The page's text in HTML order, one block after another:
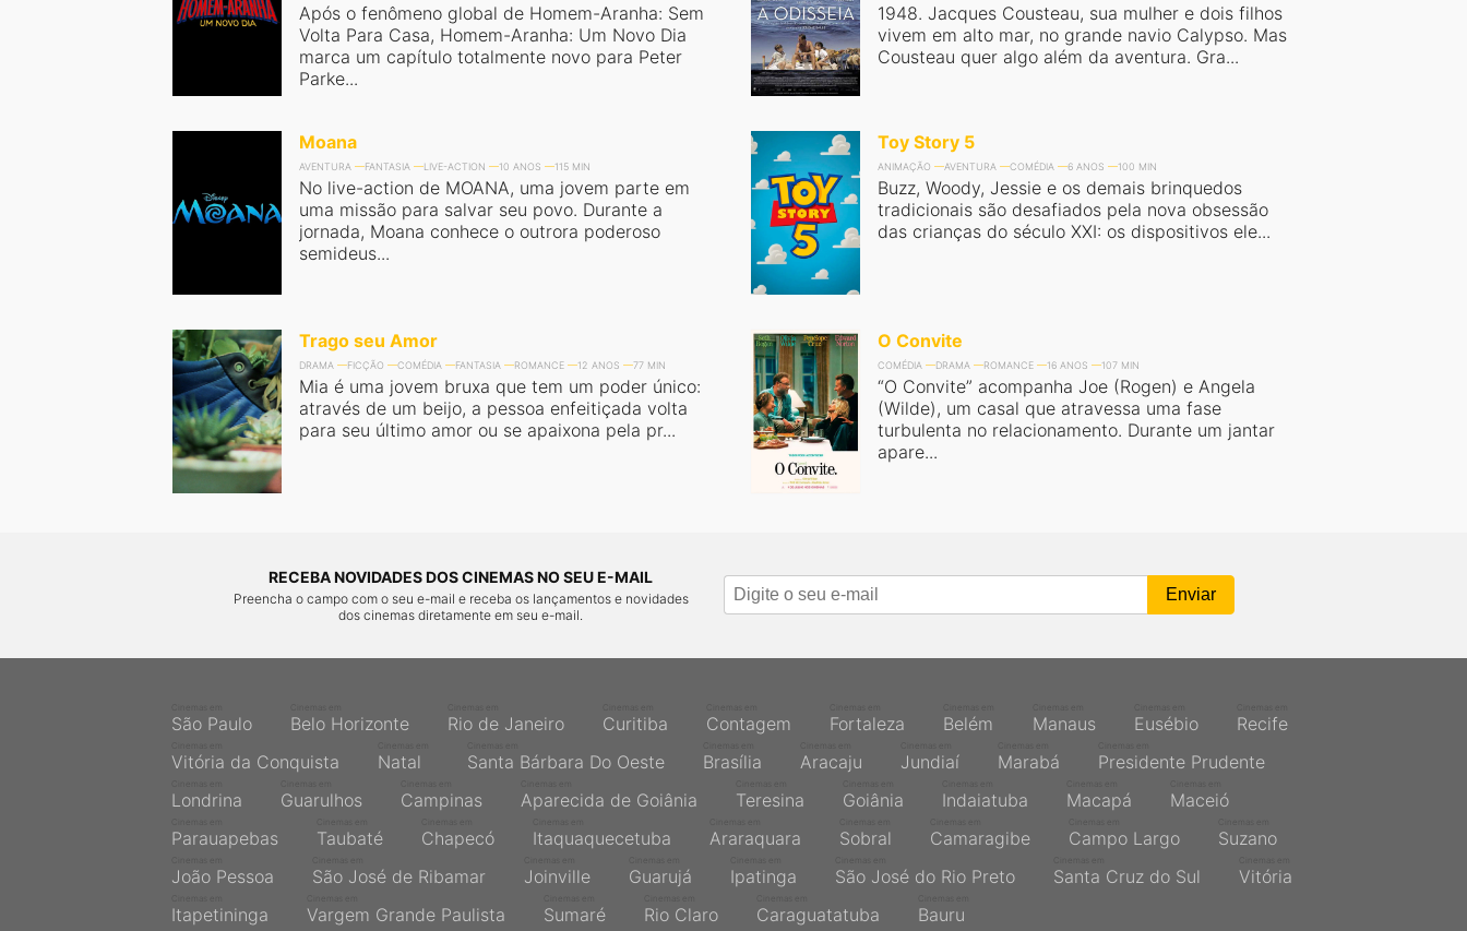
Após o fenômeno global de Homem-Aranha: Sem
Volta Para Casa, Homem-Aranha: Um Novo Dia
marca um capítulo totalmente novo para Peter
Parke...
1948. Jacques Cousteau, sua mulher e dois filhos
vivem em alto mar, no grande navio Calypso. Mas
Cousteau quer algo além da aventura. Gra...
Moana
AVENTURA FANTASIA LIVE-ACTION 10 ANOS 115 MIN
No live-action de MOANA, uma jovem parte em
uma missão para salvar seu povo. Durante a
jornada, Moana conhece o outrora poderoso
semideus...
Toy Story 5
ANIMAÇÃO AVENTURA COMÉDIA 6 ANOS 100 MIN
Buzz, Woody, Jessie e os demais brinquedos
tradicionais são desafiados pela nova obsessão
das crianças do século XXI: os dispositivos ele...
Trago seu Amor
DRAMA FICÇÃO COMÉDIA FANTASIA ROMANCE 12 ANOS 77 MIN
Mia é uma jovem bruxa que tem um poder único:
através de um beijo, a pessoa enfeitiçada volta
para seu último amor ou se apaixona pela pr...
O Convite
COMÉDIA DRAMA ROMANCE 16 ANOS 107 MIN
“O Convite” acompanha Joe (Rogen) e Angela
(Wilde), um casal que atravessa uma fase
turbulenta no relacionamento. Durante um jantar
apare...
RECEBA NOVIDADES DOS CINEMAS NO SEU E-MAIL
Preencha o campo com o seu e-mail e receba os lançamentos e novidades
dos cinemas diretamente em seu e-mail.
São Paulo Belo Horizonte Rio de Janeiro Curitiba Contagem Fortaleza Belém Manaus Eusébio Recife
Vitória da Conquista Natal Santa Bárbara Do Oeste Brasília Aracaju Jundiaí Marabá Presidente Prudente
Londrina Guarulhos Campinas Aparecida de Goiânia Teresina Goiânia Indaiatuba Macapá Maceió
Parauapebas Taubaté Chapecó Itaquaquecetuba Araraquara Sobral Camaragibe Campo Largo Suzano
João Pessoa São José de Ribamar Joinville Guarujá Ipatinga São José do Rio Preto Santa Cruz do Sul Vitória
Itapetininga Vargem Grande Paulista Sumaré Rio Claro Caraguatatuba Bauru